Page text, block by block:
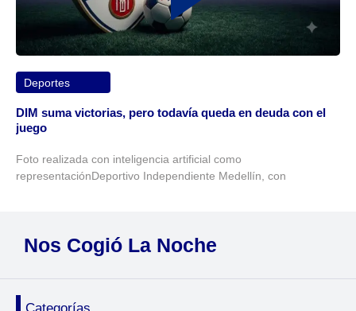
Deportes
DIM suma victorias, pero todavía queda en deuda con el
juego
Foto realizada con inteligencia artificial como
representaciónDeportivo Independiente Medellín, con
Nos Cogió La Noche